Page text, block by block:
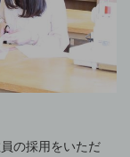
の採用をいただ